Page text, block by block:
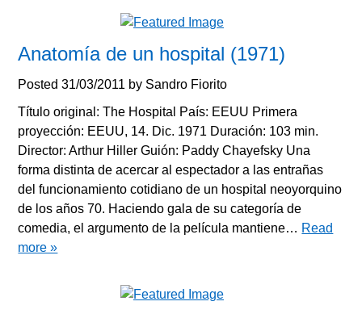
Anatomía de un hospital (1971)
Posted31/03/2011 by Sandro Fiorito
Título original: The Hospital País: EEUU Primera
proyección: EEUU, 14. Dic. 1971 Duración: 103 min.
Director: Arthur Hiller Guión: Paddy Chayefsky Una
forma distinta de acercar al espectador a las entrañas
del funcionamiento cotidiano de un hospital neoyorquino
de los años 70. Haciendo gala de su categoría de
comedia, el argumento de la película mantiene… Read
more »